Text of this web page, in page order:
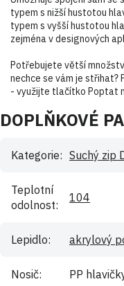
typem s nižší hustotou
typem s vyšší hustotou
zejména v designových
Potřebujete větší
nechce se vám je střihat?
- využijte tlačítko Poptat
DOPLŇKOVÉ
Kategorie: Suchý zip
Teplotní
odolnost:
104
Lepidlo: akrylový
Nosič: PP